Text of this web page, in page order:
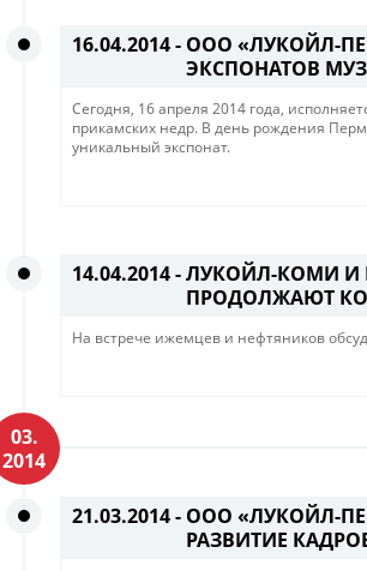
16.04.2014 - ООО «ЛУКОЙЛ-
ЭКСПОНАТОВ
Сегодня, 16 апреля 2014 года,
прикамских недр. В день рождения
уникальный экспонат.
14.04.2014 -ЛУКОЙЛ-КОМИ И
ПРОДОЛЖАЮТ
На встрече ижемцев и нефтяников
03.
2014
21.03.2014 - ООО «ЛУКОЙЛ-
РАЗВИТИЕ